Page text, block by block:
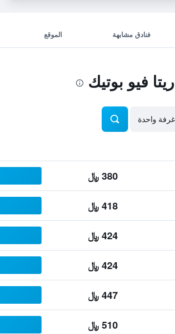
فنادق مشابهة الموقع
فيو بوتيك
380 ﷼
418 ﷼
424 ﷼
424 ﷼
447 ﷼
510 ﷼